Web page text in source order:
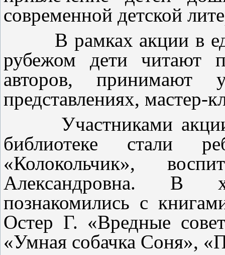
современной детской
В рамках акции в
рубежом дети читают
авторов, принимают
представлениях, мастер-
Участниками акции в
библиотеке стали
«Колокольчик»,
Александровна. В
познакомились с
Остер Г. «Вредные
«Умная собачка Соня»,